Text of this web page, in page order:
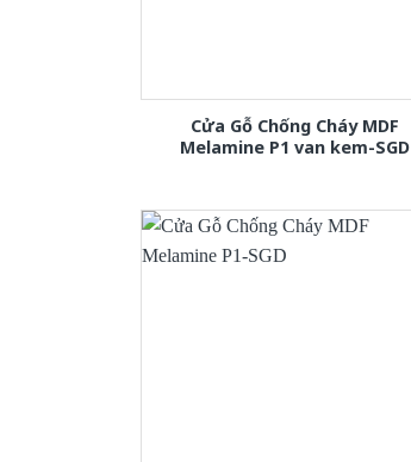
Cửa Gỗ Chống Cháy MDF
Melamine P1 van kem-SGD